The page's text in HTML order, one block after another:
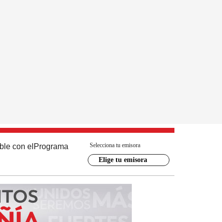
con el Programa Selecciona tu emisora
Elige tu emisora